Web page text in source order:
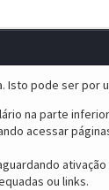
Isto pode ser por
na parte
acessar
ativação
ou links.